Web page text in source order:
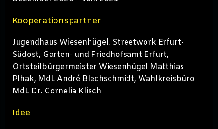
Kooperationspartner
Jugendhaus Wiesenhügel, Streetwork Erfurt-
Südost, Garten- und Friedhofsamt Erfurt,
Ortsteilbürgermeister Wiesenhügel Matthias
Plhak, MdL André Blechschmidt, Wahlkreisbüro
MdL Dr. Cornelia Klisch
Idee